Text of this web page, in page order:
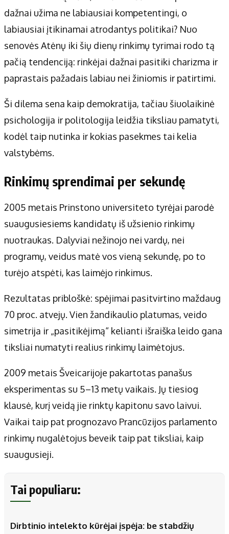
dažnai užima ne labiausiai kompetentingi, o
labiausiai įtikinamai atrodantys politikai? Nuo
senovės Atėnų iki šių dienų rinkimų tyrimai rodo tą
pačią tendenciją: rinkėjai dažnai pasitiki charizma ir
paprastais pažadais labiau nei žiniomis ir patirtimi.
Ši dilema sena kaip demokratija, tačiau šiuolaikinė
psichologija ir politologija leidžia tiksliau pamatyti,
kodėl taip nutinka ir kokias pasekmes tai kelia
valstybėms.
Rinkimų sprendimai per sekundę
2005 metais Prinstono universiteto tyrėjai parodė
suaugusiesiems kandidatų iš užsienio rinkimų
nuotraukas. Dalyviai nežinojo nei vardų, nei
programų, veidus matė vos vieną sekundę, po to
turėjo atspėti, kas laimėjo rinkimus.
Rezultatas pribloškė: spėjimai pasitvirtino maždaug
70 proc. atvejų. Vien žandikaulio platumas, veido
simetrija ir „pasitikėjimą“ kelianti išraiška leido gana
tiksliai numatyti realius rinkimų laimėtojus.
2009 metais Šveicarijoje pakartotas panašus
eksperimentas su 5–13 metų vaikais. Jų tiesiog
klausė, kurį veidą jie rinktų kapitonu savo laivui.
Vaikai taip pat prognozavo Prancūzijos parlamento
rinkimų nugalėtojus beveik taip pat tiksliai, kaip
suaugusieji.
Tai populiaru:
Dirbtinio intelekto kūrėjai įspėja: be stabdžių